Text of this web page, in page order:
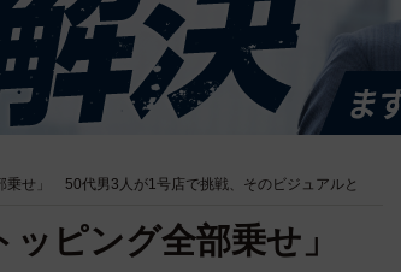
乗せ」 50代男3人が1号店で挑戦、そのビジュアルと
ッピング全部乗せ」